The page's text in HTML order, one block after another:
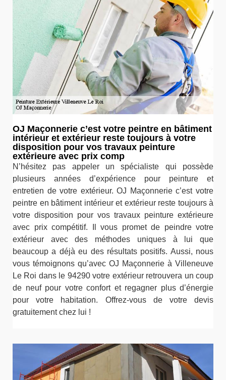
OJ Maçonnerie c’est votre peintre en bâtiment
intérieur et extérieur reste toujours à votre
disposition pour vos travaux peinture
extérieure avec prix comp
N’hésitez pas appeler un spécialiste qui possède
plusieurs années d’expérience pour peinture et
entretien de votre extérieur. OJ Maçonnerie c’est votre
peintre en bâtiment intérieur et extérieur reste toujours à
votre disposition pour vos travaux peinture extérieure
avec prix compétitif. Il vous promet de peindre votre
extérieur avec des méthodes uniques à lui que
beaucoup a déjà eu des résultats positifs. Aussi, nous
vous témoignons qu’avec OJ Maçonnerie à Villeneuve
Le Roi dans le 94290 votre extérieur retrouvera un coup
de neuf pour votre confort et regagner plus d’énergie
pour votre habitation. Offrez-vous de votre devis
gratuitement chez lui !